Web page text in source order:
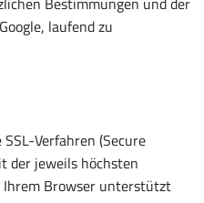
laufend zu
Verfahren (Secure
der jeweils höchsten
Ihrem Browser unterstützt